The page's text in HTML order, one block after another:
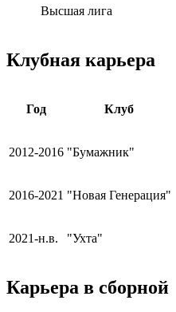
Высшая лига
Клубная карьера
Год Клуб
2012-2016 "Бумажник"
2016-2021 "Новая Генерация"
2021-н.в. "Ухта"
Карьера в сборной